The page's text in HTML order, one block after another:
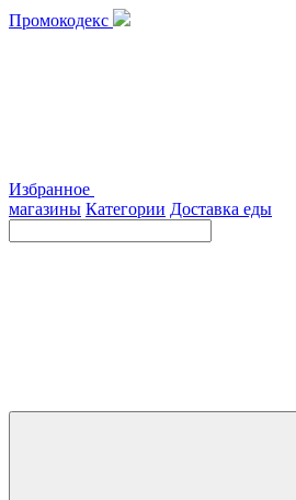
Промокодекс
Избранное
магазины Категории Доставка еды